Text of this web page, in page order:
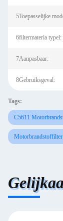
5Toepasselijke
6filtermateria typel:
7Aanpasbaar:
8Gebruiksgeval:
Tags:
C5611